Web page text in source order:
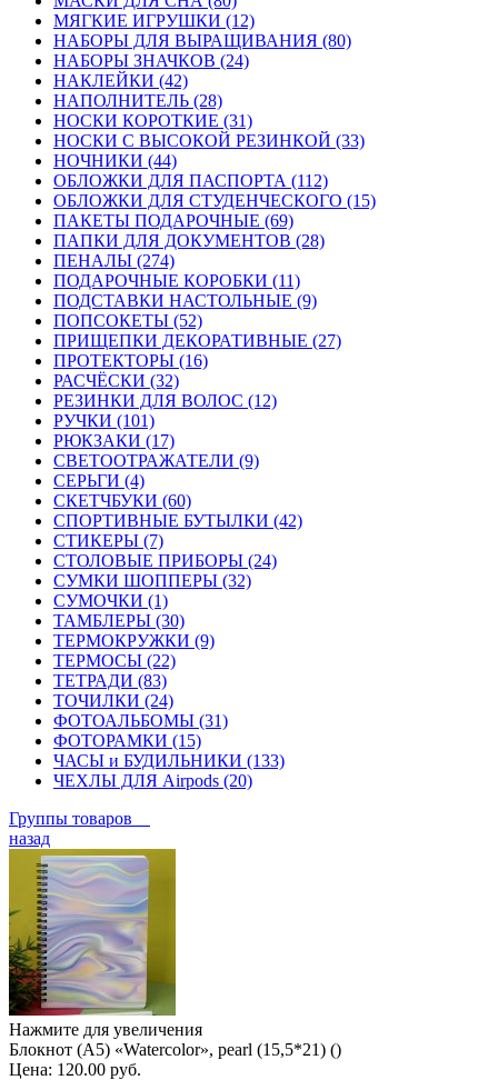
МЯГКИЕ ИГРУШКИ (12)
НАБОРЫ ДЛЯ ВЫРАЩИВАНИЯ (80)
НАБОРЫ ЗНАЧКОВ (24)
НАКЛЕЙКИ (42)
НАПОЛНИТЕЛЬ (28)
НОСКИ КОРОТКИЕ (31)
НОСКИ С ВЫСОКОЙ РЕЗИНКОЙ (33)
НОЧНИКИ (44)
ОБЛОЖКИ ДЛЯ ПАСПОРТА (112)
ОБЛОЖКИ ДЛЯ СТУДЕНЧЕСКОГО (15)
ПАКЕТЫ ПОДАРОЧНЫЕ (69)
ПАПКИ ДЛЯ ДОКУМЕНТОВ (28)
ПЕНАЛЫ (274)
ПОДАРОЧНЫЕ КОРОБКИ (11)
ПОДСТАВКИ НАСТОЛЬНЫЕ (9)
ПОПСОКЕТЫ (52)
ПРИЩЕПКИ ДЕКОРАТИВНЫЕ (27)
ПРОТЕКТОРЫ (16)
РАСЧЁСКИ (32)
РЕЗИНКИ ДЛЯ ВОЛОС (12)
РУЧКИ (101)
РЮКЗАКИ (17)
СВЕТООТРАЖАТЕЛИ (9)
СЕРЬГИ (4)
СКЕТЧБУКИ (60)
СПОРТИВНЫЕ БУТЫЛКИ (42)
СТИКЕРЫ (7)
СТОЛОВЫЕ ПРИБОРЫ (24)
СУМКИ ШОППЕРЫ (32)
СУМОЧКИ (1)
ТАМБЛЕРЫ (30)
ТЕРМОКРУЖКИ (9)
ТЕРМОСЫ (22)
ТЕТРАДИ (83)
ТОЧИЛКИ (24)
ФОТОАЛЬБОМЫ (31)
ФОТОРАМКИ (15)
ЧАСЫ и БУДИЛЬНИКИ (133)
ЧЕХЛЫ ДЛЯ Airpods (20)
Группы товаров
назад
Нажмите для увеличения
Блокнот (A5) «Watercolor», pearl (15,5*21) ()
Цена: 120.00 руб.